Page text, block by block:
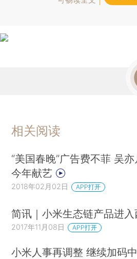
相关阅读
“美国春晚”广告费不菲 吴
今年献艺
2018年02月02日 APP打开
简讯｜小米生态链产品进
2017年11月08日 APP打开
小米人事再调整 继续加码中